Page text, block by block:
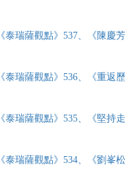
《泰瑞薩觀點》537、《陳慶
《泰瑞薩觀點》536、《重返
《泰瑞薩觀點》535、《堅持
《泰瑞薩觀點》534、《劉峯